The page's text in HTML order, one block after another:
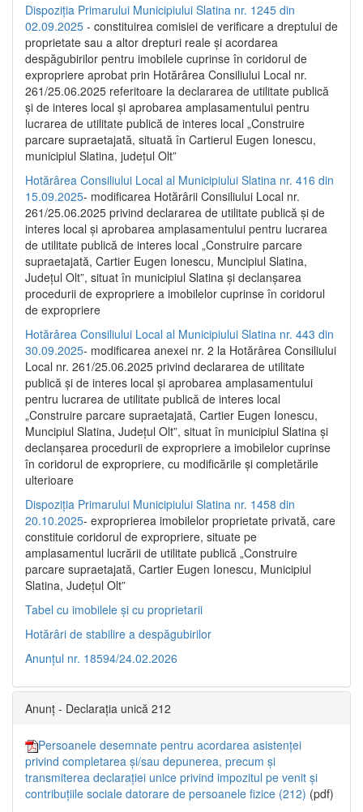
Dispoziția Primarului Municipiului Slatina nr. 1245 din
02.09.2025 - constituirea comisiei de verificare a dreptului de
proprietate sau a altor drepturi reale și acordarea
despăgubirilor pentru imobilele cuprinse în coridorul de
expropriere aprobat prin Hotărârea Consiliului Local nr.
261/25.06.2025 referitoare la declararea de utilitate publică
și de interes local și aprobarea amplasamentului pentru
lucrarea de utilitate publică de interes local „Construire
parcare supraetajată, situată în Cartierul Eugen Ionescu,
municipiul Slatina, județul Olt”
Hotărârea Consiliului Local al Municipiului Slatina nr. 416 din
15.09.2025- modificarea Hotărârii Consiliului Local nr.
261/25.06.2025 privind declararea de utilitate publică și de
interes local și aprobarea amplasamentului pentru lucrarea
de utilitate publică de interes local „Construire parcare
supraetajată, Cartier Eugen Ionescu, Muncipiul Slatina,
Județul Olt”, situat în municipiul Slatina și declanșarea
procedurii de expropriere a imobilelor cuprinse în coridorul
de expropriere
Hotărârea Consiliului Local al Municipiului Slatina nr. 443 din
30.09.2025- modificarea anexei nr. 2 la Hotărârea Consiliului
Local nr. 261/25.06.2025 privind declararea de utilitate
publică şi de interes local şi aprobarea amplasamentului
pentru lucrarea de utilitate publică de interes local
„Construire parcare supraetajată, Cartier Eugen Ionescu,
Muncipiul Slatina, Judeţul Olt”, situat în municipiul Slatina şi
declanşarea procedurii de expropriere a imobilelor cuprinse
în coridorul de expropriere, cu modificările şi completările
ulterioare
Dispoziția Primarului Municipiului Slatina nr. 1458 din
20.10.2025- exproprierea imobilelor proprietate privată, care
constituie coridorul de expropriere, situate pe
amplasamentul lucrării de utilitate publică „Construire
parcare supraetajată, Cartier Eugen Ionescu, Municipiul
Slatina, Județul Olt”
Tabel cu imobilele și cu proprietarii
Hotărâri de stabilire a despăgubirilor
Anunțul nr. 18594/24.02.2026
Anunț - Declarația unică 212
Persoanele desemnate pentru acordarea asistenței
privind completarea și/sau depunerea, precum și
transmiterea declarației unice privind impozitul pe venit și
contribuțiile sociale datorare de persoanele fizice (212) (pdf)